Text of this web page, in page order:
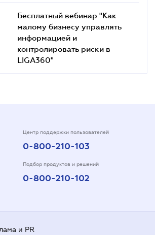
Бесплатный вебинар "Как
малому бизнесу управлять
информацией и
контролировать риски в
LIGA360"
Центр поддержки пользователей
0-800-210-103
Подбор продуктов и решений
0-800-210-102
и PR